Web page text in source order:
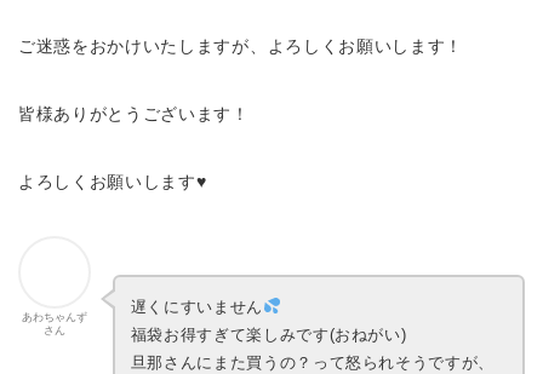
ご迷惑をおかけいたしますが、よろしくお願いします！
皆様ありがとうございます！
よろしくお願いします♥
あわちゃんず
さん
遅くにすいません
福袋お得すぎて楽しみです(おねがい)
旦那さんにまた買うの？って怒られそうですが、